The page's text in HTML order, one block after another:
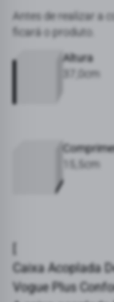
Antes de realizar a
ficará o produto.
Altura
37,0cm
15,5cm
Caixa Acoplada
Vogue Plus